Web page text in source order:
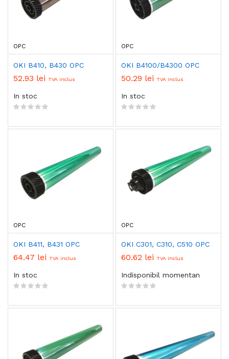
OPC
OKI B410, B430 OPC
52.93 lei TVA inclus
In stoc
OPC
OKI B4100/B4300 OPC
50.29 lei TVA inclus
In stoc
OPC
OKI B411, B431 OPC
64.47 lei TVA inclus
In stoc
OPC
OKI C301, C310, C510 OPC
60.62 lei TVA inclus
Indisponibil momentan